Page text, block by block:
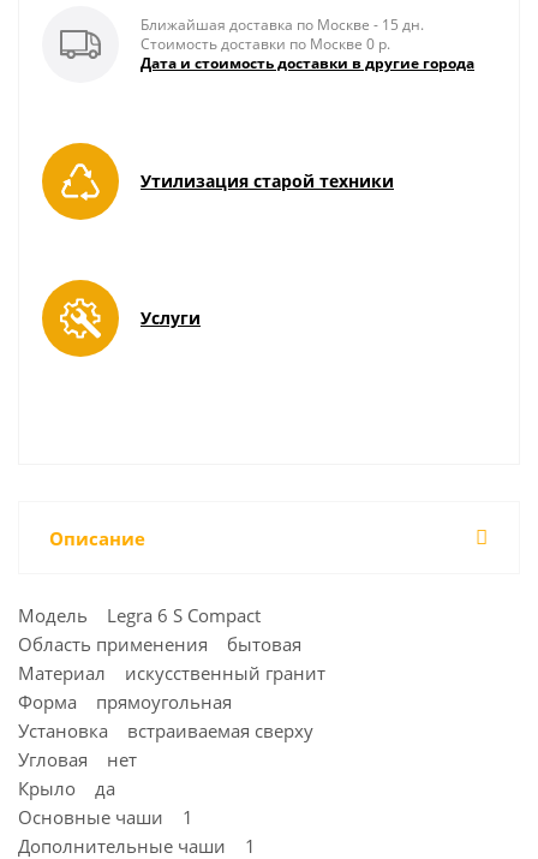
Ближайшая доставка по Москве - 15 дн.
Стоимость доставки по Москве 0 р.
Дата и стоимость доставки в другие города
Утилизация старой техники
Услуги
Описание
Модель Legra 6 S Compact
Область применения бытовая
Материал искусственный гранит
Форма прямоугольная
Установка встраиваемая сверху
Угловая нет
Крыло да
Основные чаши 1
Дополнительные чаши 1